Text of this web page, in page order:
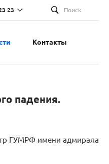
23 Поиск
Контакты
падения.
ГУМРФ имени адмирала